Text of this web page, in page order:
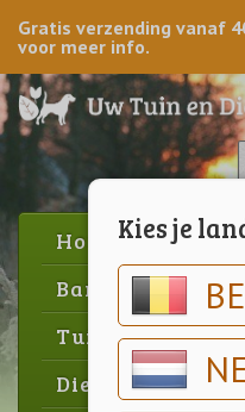
Kies je
Gratis verzending vanaf
voor meer info.
Home
Barbecue
Tuin
Dier